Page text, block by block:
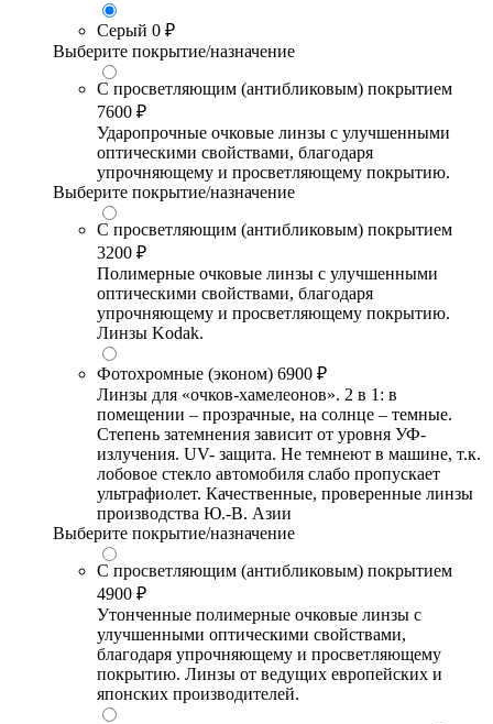
Серый 0 ₽
Выберите покрытие/назначение
С просветляющим (антибликовым) покрытием
7600 ₽
Ударопрочные очковые линзы с улучшенными
оптическими свойствами, благодаря
упрочняющему и просветляющему покрытию.
Выберите покрытие/назначение
С просветляющим (антибликовым) покрытием
3200 ₽
Полимерные очковые линзы с улучшенными
оптическими свойствами, благодаря
упрочняющему и просветляющему покрытию.
Линзы Kodak.
Фотохромные (эконом) 6900 ₽
Линзы для «очков-хамелеонов». 2 в 1: в
помещении – прозрачные, на солнце – темные.
Степень затемнения зависит от уровня УФ-
излучения. UV- защита. Не темнеют в машине, т.к.
лобовое стекло автомобиля слабо пропускает
ультрафиолет. Качественные, проверенные линзы
производства Ю.-В. Азии
Выберите покрытие/назначение
С просветляющим (антибликовым) покрытием
4900 ₽
Утонченные полимерные очковые линзы с
улучшенными оптическими свойствами,
благодаря упрочняющему и просветляющему
покрытию. Линзы от ведущих европейских и
японских производителей.